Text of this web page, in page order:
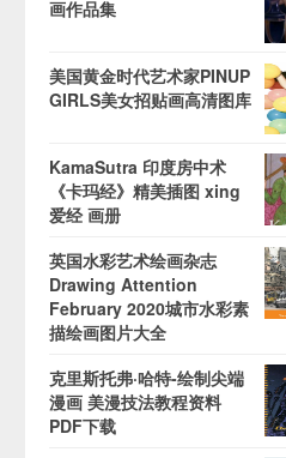
画作品集
美国黄金时代艺术家PINUP
GIRLS美女招贴画高清图库
KamaSutra 印度房中术
《卡玛经》精美插图 xing
爱经 画册
英国水彩艺术绘画杂志
Drawing Attention
February 2020城市水彩素
描绘画图片大全
克里斯托弗·哈特-绘制尖端
漫画 美漫技法教程资料
PDF下载